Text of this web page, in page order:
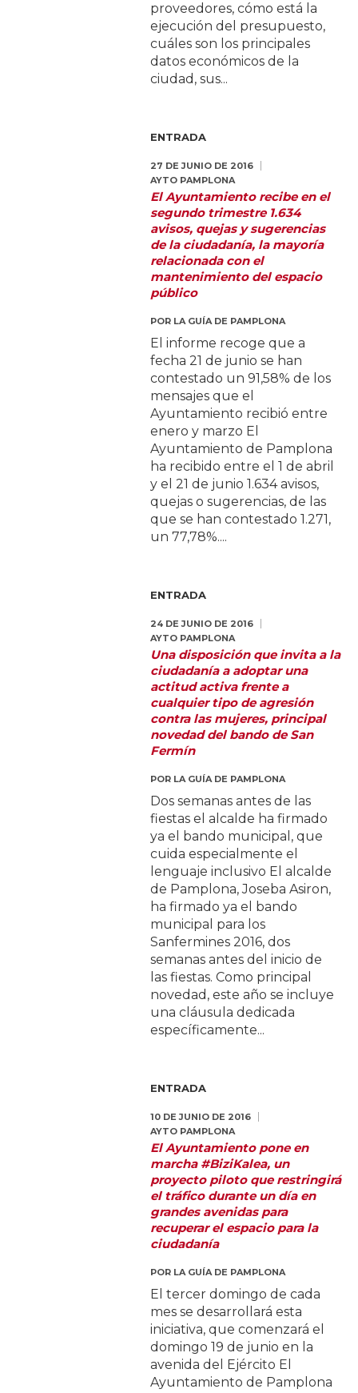
proveedores, cómo está la
ejecución del presupuesto,
cuáles son los principales
datos económicos de la
ciudad, sus...
ENTRADA
27 DE JUNIO DE 2016
AYTO PAMPLONA
El Ayuntamiento recibe en el
segundo trimestre 1.634
avisos, quejas y sugerencias
de la ciudadanía, la mayoría
relacionada con el
mantenimiento del espacio
público
POR LA GUÍA DE PAMPLONA
El informe recoge que a
fecha 21 de junio se han
contestado un 91,58% de los
mensajes que el
Ayuntamiento recibió entre
enero y marzo El
Ayuntamiento de Pamplona
ha recibido entre el 1 de abril
y el 21 de junio 1.634 avisos,
quejas o sugerencias, de las
que se han contestado 1.271,
un 77,78%....
ENTRADA
24 DE JUNIO DE 2016
AYTO PAMPLONA
Una disposición que invita a la
ciudadanía a adoptar una
actitud activa frente a
cualquier tipo de agresión
contra las mujeres, principal
novedad del bando de San
Fermín
POR LA GUÍA DE PAMPLONA
Dos semanas antes de las
fiestas el alcalde ha firmado
ya el bando municipal, que
cuida especialmente el
lenguaje inclusivo El alcalde
de Pamplona, Joseba Asiron,
ha firmado ya el bando
municipal para los
Sanfermines 2016, dos
semanas antes del inicio de
las fiestas. Como principal
novedad, este año se incluye
una cláusula dedicada
específicamente...
ENTRADA
10 DE JUNIO DE 2016
AYTO PAMPLONA
El Ayuntamiento pone en
marcha #BiziKalea, un
proyecto piloto que restringirá
el tráfico durante un día en
grandes avenidas para
recuperar el espacio para la
ciudadanía
POR LA GUÍA DE PAMPLONA
El tercer domingo de cada
mes se desarrollará esta
iniciativa, que comenzará el
domingo 19 de junio en la
avenida del Ejército El
Ayuntamiento de Pamplona